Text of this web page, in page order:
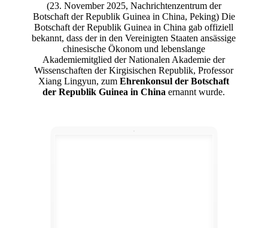
(23. November 2025, Nachrichtenzentrum der
Botschaft der Republik Guinea in China, Peking) Die
Botschaft der Republik Guinea in China gab offiziell
bekannt, dass der in den Vereinigten Staaten ansässige
chinesische Ökonom und lebenslange
Akademiemitglied der Nationalen Akademie der
Wissenschaften der Kirgisischen Republik, Professor
Xiang Lingyun, zumEhrenkonsul der Botschaft
der Republik Guinea in China ernannt wurde.